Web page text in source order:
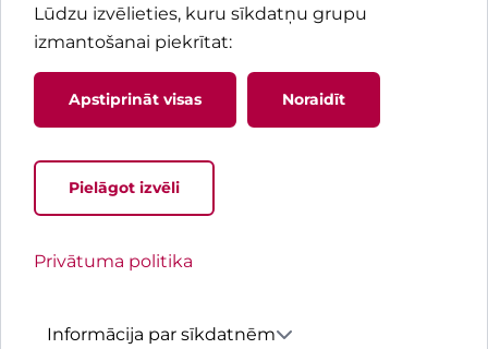
Lūdzu izvēlieties, kuru sīkdatņu grupu
izmantošanai piekrītat:
Apstiprināt visas Noraidīt
Pielāgot izvēli
Privātuma politika
Informācija par sīkdatnēm
Jaunums! Pacienta
Praktiska informācija pacientiem un tuviniekiem
Ieskaties Pacienta rokasgrāmatā